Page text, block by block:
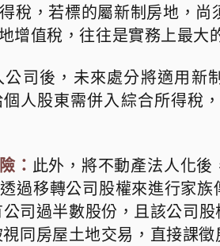
稅，若標的屬新制房地，尚
增值稅，往往是實務上最大
公司後，未來處分將適用新
人股東需併入綜合所得稅
： 此外，將不動產法人化
過移轉公司股權來進行家
司過半數股份，且該公司股
同房屋土地交易，直接課